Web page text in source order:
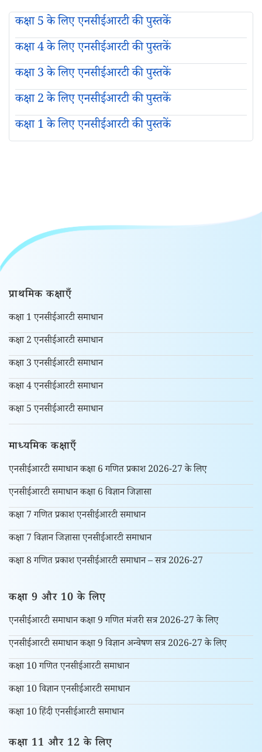
कक्षा 5 के लिए एनसीईआरटी की पुस्तकें
कक्षा 4 के लिए एनसीईआरटी की पुस्तकें
कक्षा 3 के लिए एनसीईआरटी की पुस्तकें
कक्षा 2 के लिए एनसीईआरटी की पुस्तकें
कक्षा 1 के लिए एनसीईआरटी की पुस्तकें
प्राथमिक कक्षाएँ
कक्षा 1 एनसीईआरटी समाधान
कक्षा 2 एनसीईआरटी समाधान
कक्षा 3 एनसीईआरटी समाधान
कक्षा 4 एनसीईआरटी समाधान
कक्षा 5 एनसीईआरटी समाधान
माध्यमिक कक्षाएँ
एनसीईआरटी समाधान कक्षा 6 गणित प्रकाश 2026-27 के लिए
एनसीईआरटी समाधान कक्षा 6 विज्ञान जिज्ञासा
कक्षा 7 गणित प्रकाश एनसीईआरटी समाधान
कक्षा 7 विज्ञान जिज्ञासा एनसीईआरटी समाधान
कक्षा 8 गणित प्रकाश एनसीईआरटी समाधान – सत्र 2026-27
कक्षा 9 और 10 के लिए
एनसीईआरटी समाधान कक्षा 9 गणित मंजरी सत्र 2026-27 के लिए
एनसीईआरटी समाधान कक्षा 9 विज्ञान अन्वेषण सत्र 2026-27 के लिए
कक्षा 10 गणित एनसीईआरटी समाधान
कक्षा 10 विज्ञान एनसीईआरटी समाधान
कक्षा 10 हिंदी एनसीईआरटी समाधान
कक्षा 11 और 12 के लिए